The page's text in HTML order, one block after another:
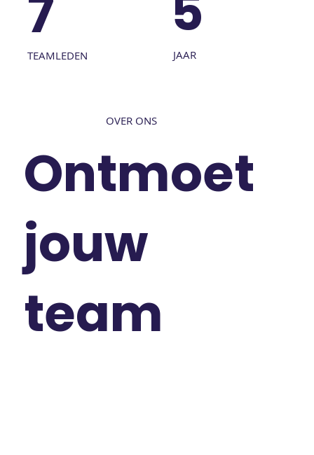
7
TEAMLEDEN JAAR
OVER ONS
Ontmoet
jouw
team